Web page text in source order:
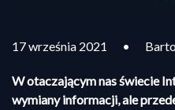
17 września 2021 •
W otaczającym nas świecie
wymiany informacji, ale